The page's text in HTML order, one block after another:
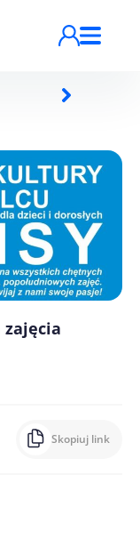
zajęcia
Skopiuj link